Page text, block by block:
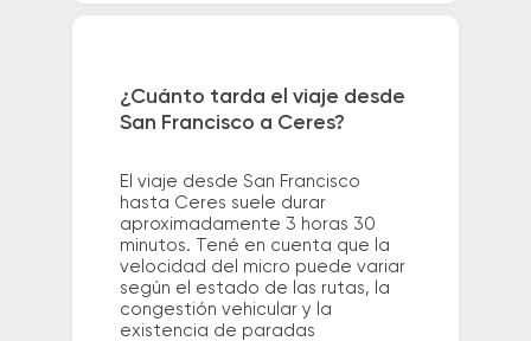
¿Cuánto tarda el viaje desde
San Francisco a Ceres?
El viaje desde San Francisco
hasta Ceres suele durar
aproximadamente 3 horas 30
minutos. Tené en cuenta que la
velocidad del micro puede variar
según el estado de las rutas, la
congestión vehicular y la
existencia de paradas